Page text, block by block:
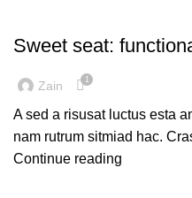
Sweet seat:
Zain 1
A sed a risusat luctus esta
nam rutrum sitmiad hac.
Continue reading